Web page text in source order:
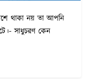
থাকা নয় তা আপনি
সাধুচরণ কেন